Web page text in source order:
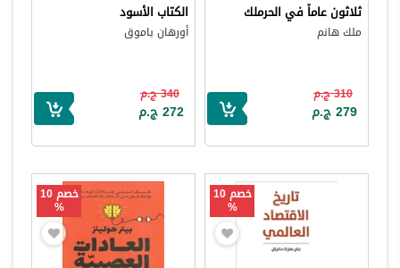
ثلاثون عاماً في الحرملك
ملك هانم
310 ج.م
279 ج.م
الكتاب الأسود
أورهان باموق
340 ج.م
272 ج.م
خصم 10
%
خصم 10
%